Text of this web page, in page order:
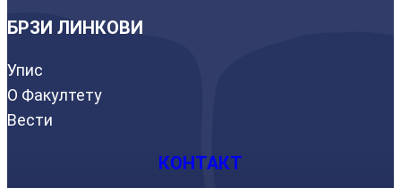
БРЗИ ЛИНКОВИ
Упис
О Факултету
Вести
КОНТАКТ